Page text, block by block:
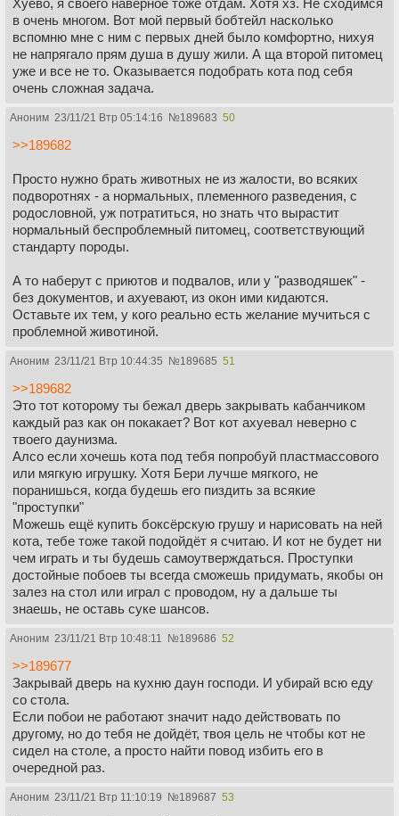
Хуево, я своего наверное тоже отдам. Хотя хз. Не сходимся
в очень многом. Вот мой первый бобтейл насколько
вспомню мне с ним с первых дней было комфортно, нихуя
не напрягало прям душа в душу жили. А ща второй питомец
уже и все не то. Оказывается подобрать кота под себя
очень сложная задача.
Аноним 23/11/21 Втр 05:14:16 №189683 50
>>189682
Просто нужно брать животных не из жалости, во всяких
подворотнях - а нормальных, племенного разведения, с
родословной, уж потратиться, но знать что вырастит
нормальный беспроблемный питомец, соответствующий
стандарту породы.
А то наберут с приютов и подвалов, или у "разводяшек" -
без документов, и ахуевают, из окон ими кидаются.
Оставьте их тем, у кого реально есть желание мучиться с
проблемной животиной.
Аноним 23/11/21 Втр 10:44:35 №189685 51
>>189682
Это тот которому ты бежал дверь закрывать кабанчиком
каждый раз как он покакает? Вот кот ахуевал неверно с
твоего даунизма.
Алсо если хочешь кота под тебя попробуй пластмассового
или мягкую игрушку. Хотя Бери лучше мягкого, не
поранишься, когда будешь его пиздить за всякие
"проступки"
Можешь ещё купить боксёрскую грушу и нарисовать на ней
кота, тебе тоже такой подойдёт я считаю. И кот не будет ни
чем играть и ты будешь самоутверждаться. Проступки
достойные побоев ты всегда сможешь придумать, якобы он
залез на стол или играл с проводом, ну а дальше ты
знаешь, не оставь суке шансов.
Аноним 23/11/21 Втр 10:48:11 №189686 52
>>189677
Закрывай дверь на кухню даун господи. И убирай всю еду
со стола.
Если побои не работают значит надо действовать по
другому, но до тебя не дойдёт, твоя цель не чтобы кот не
сидел на столе, а просто найти повод избить его в
очередной раз.
Аноним 23/11/21 Втр 11:10:19 №189687 53